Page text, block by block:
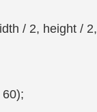
/ 2, height /
60);